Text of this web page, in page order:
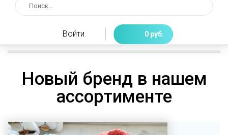
Войти 0 руб.
Новый бренд в нашем
ассортименте